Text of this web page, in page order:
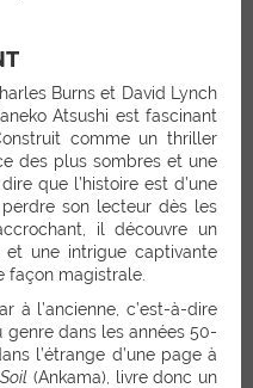
Burns et David Lynch
Atsushi est fascinant
comme un thriller
des plus sombres et une
que l’histoire est d’une
son lecteur dès les
il découvre un
une intrigue captivante
façon magistrale.
à l’ancienne, c’est-à-dire
dans les années 50-
l’étrange d’une page à
Soil (Ankama), livre donc un